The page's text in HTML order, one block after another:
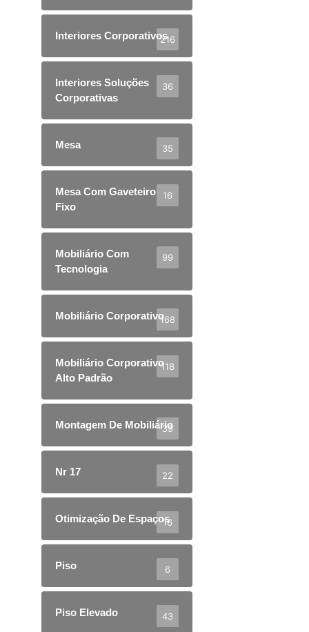
Interiores Corporativos216
Interiores Soluções
Corporativas
36
Mesa 35
Mesa Com Gaveteiro
Fixo
16
Mobiliário Com
Tecnologia
99
Mobiliário Corporativo168
Mobiliário Corporativo
Alto Padrão
118
Montagem De Mobiliário
39
Nr 17 22
Otimização De Espaços
16
Piso 6
Piso Elevado 43